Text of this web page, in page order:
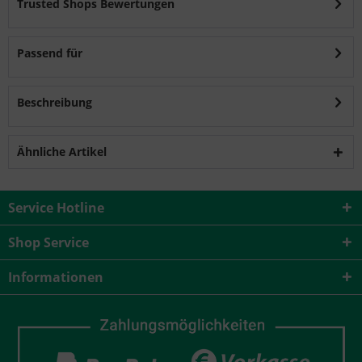
Trusted Shops Bewertungen
Passend für
Beschreibung
Ähnliche Artikel
Service Hotline
Shop Service
Informationen